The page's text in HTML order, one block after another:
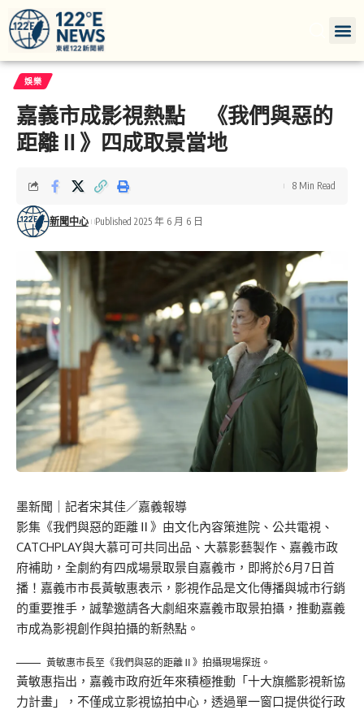
娛樂
嘉義市成影視熱點 《我們與惡的
距離Ⅱ》四成取景當地
新聞中心 Published 2025 年 6 月 6 日
8 Min Read
墨新聞 ｜記者宋其佳／嘉義報導
影集《我們與惡的距離Ⅱ》由文化內容策進院、公共電視、
CATCHPLAY與大慕可可共同出品、大慕影藝製作、嘉義市政
府補助，全劇約有四成場景取景自嘉義市，即將於6月7日首
播！嘉義市市長黃敏惠表示，影視作品是文化傳播與城市行銷
的重要推手，誠摯邀請各大劇組來嘉義市取景拍攝，推動嘉義
市成為影視創作與拍攝的新熱點。
黃敏惠市長至《我們與惡的距離Ⅱ》拍攝現場探班。
黃敏惠指出，嘉義市政府近年來積極推動「十大旗艦影視新協
力計畫」，不僅成立影視協拍中心，透過單一窗口提供從行政